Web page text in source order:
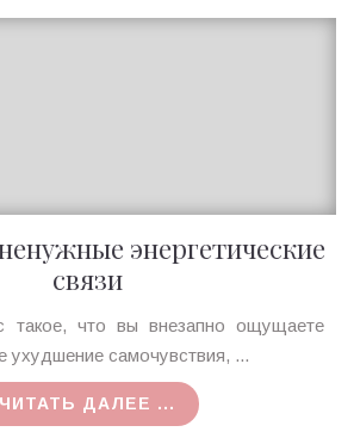
энергетические
связи
такое, что вы внезапно ощущаете
ухудшение самочувствия, ...
ЧИТАТЬ ДАЛЕЕ ...